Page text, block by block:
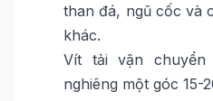
than đá, ngũ cốc và
khác.
Vít tải vận chuyển
nghiêng một góc 15-